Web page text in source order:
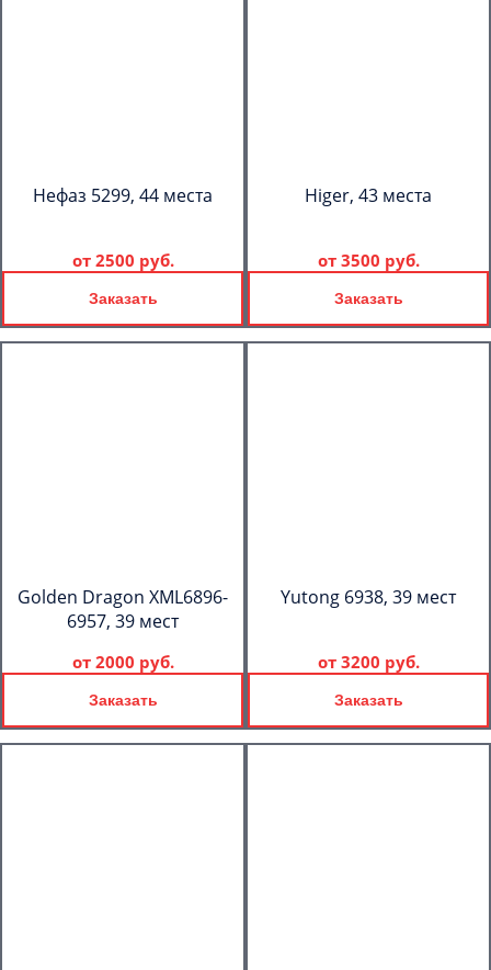
Нефаз 5299, 44 места
от 2500 руб.
Заказать
Higer, 43 места
от 3500 руб.
Заказать
Golden Dragon XML6896-
6957, 39 мест
от 2000 руб.
Заказать
Yutong 6938, 39 мест
от 3200 руб.
Заказать